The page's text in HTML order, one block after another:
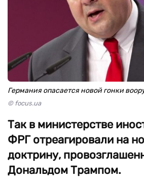
Германия опасается новой гонки
© focus.ua
Так в министерстве
ФРГ отреагировали на
доктрину,
Дональдом Трампом.